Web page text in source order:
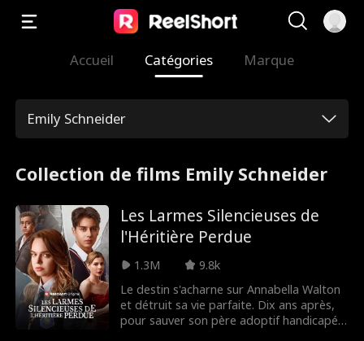
Accueil Catégories Marque
Emily Schneider
Collection de films Emily Schneider
Les Larmes Silencieuses de
l'Héritière Perdue
1.3M
9.8k
Le destin s'acharne sur Annabella Walton
et détruit sa vie parfaite. Dix ans après,
pour sauver son père adoptif handicapé,